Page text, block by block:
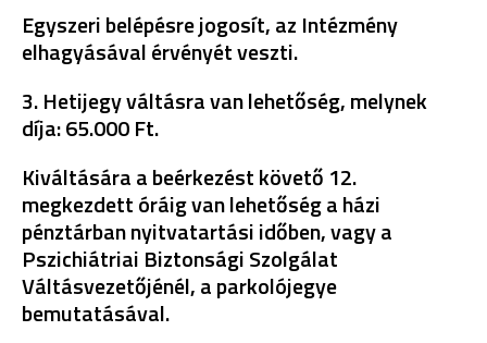
Egyszeri belépésre jogosít, az Intézmény
elhagyásával érvényét veszti.
3. Hetijegy váltásra van lehetőség, melynek
díja: 65.000 Ft.
Kiváltására a beérkezést követő 12.
megkezdett óráig van lehetőség a házi
pénztárban nyitvatartási időben, vagy a
Pszichiátriai Biztonsági Szolgálat
Váltásvezetőjénél, a parkolójegye
bemutatásával.